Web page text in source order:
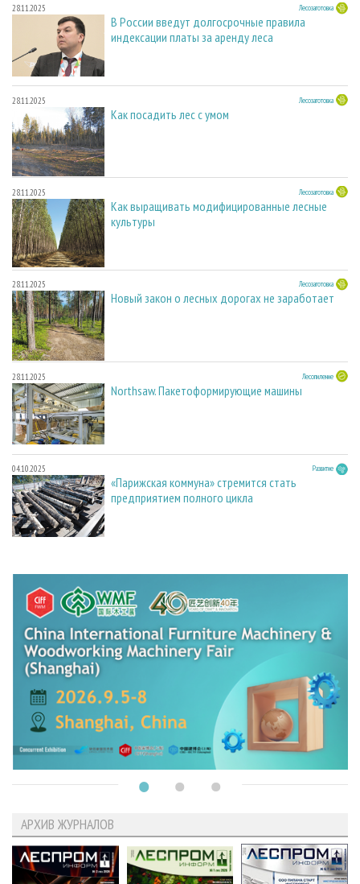
28.11.2025 Лесозаготовка
В России введут долгосрочные правила
индексации платы за аренду леса
28.11.2025 Лесозаготовка
Как посадить лес с умом
28.11.2025 Лесозаготовка
Как выращивать модифицированные лесные
культуры
28.11.2025 Лесозаготовка
Новый закон о лесных дорогах не заработает
28.11.2025 Лесопиление
Northsaw. Пакетоформирующие машины
04.10.2025 Развитие
«Парижская коммуна» стремится стать
предприятием полного цикла
АРХИВ ЖУРНАЛОВ